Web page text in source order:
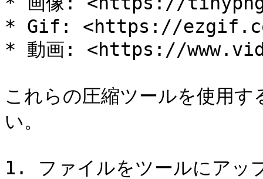
* Gif: <https://
* 動画: <https://
これらの圧縮ツールを使用
い。
1. ファイルをツールにアッ